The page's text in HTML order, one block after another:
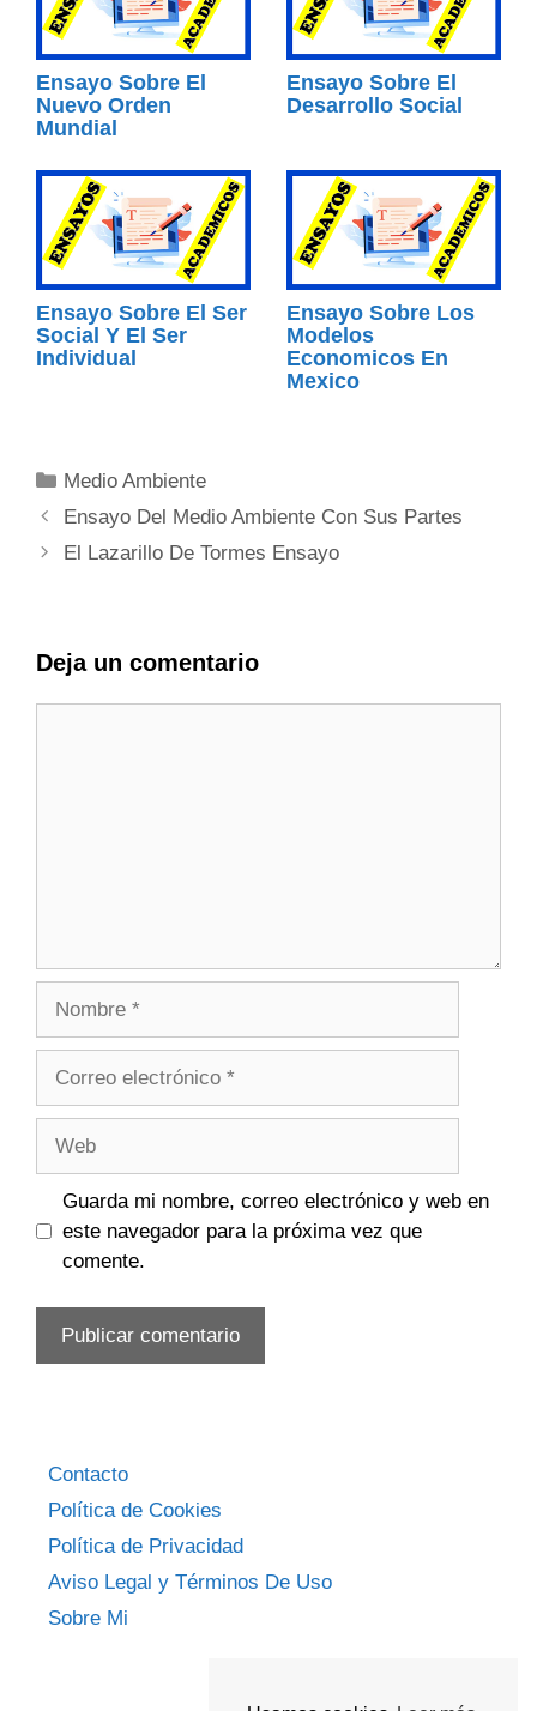
Ensayo Sobre El
Nuevo Orden
Mundial
Ensayo Sobre El
Desarrollo Social
Ensayo Sobre El Ser
Social Y El Ser
Individual
Ensayo Sobre Los
Modelos
Economicos En
Mexico
Categorías
Medio Ambiente
Ensayo Del Medio Ambiente Con Sus Partes
El Lazarillo De Tormes Ensayo
Deja un comentario
Guarda mi nombre, correo electrónico y web en
este navegador para la próxima vez que
comente.
Contacto
Política de Cookies
Política de Privacidad
Aviso Legal y Términos De Uso
Sobre Mi